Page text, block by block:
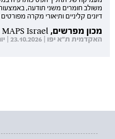
משולב חומרים משני תודעה,
דיונים קליניים ותיאורי מקרה
מכון מפרשים, MAPS Israel
האקדמית ת"א יפו | 23.10.2026 | יום שישי | 08:30-14:00